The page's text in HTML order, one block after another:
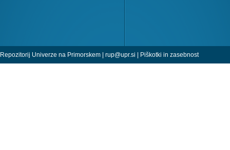
Repozitorij Univerze na Primorskem | rup@upr.si | Piškotki in zasebnost